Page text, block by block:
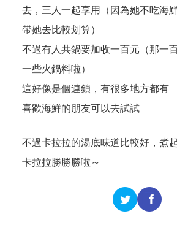
去，三人一起享用（因為她不吃海
帶她去比較划算）
不過有人共鍋要加收一百元（那一
一些火鍋料啦）
這好像是個連鎖，有很多地方都有
喜歡海鮮的朋友可以去試試
不過卡拉拉的湯底味道比較好，煮
卡拉拉勝勝勝啦～